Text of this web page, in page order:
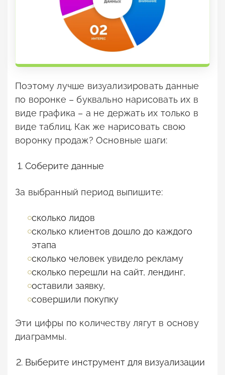
Поэтому лучше визуализировать данные
по воронке – буквально нарисовать их в
виде графика – а не держать их только в
виде таблиц. Как же нарисовать свою
воронку продаж? Основные шаги:
Соберите данные
За выбранный период выпишите:
сколько лидов
сколько клиентов дошло до каждого
этапа
сколько человек увидело рекламу
сколько перешли на сайт, лендинг,
оставили заявку,
совершили покупку
Эти цифры по количеству лягут в основу
диаграммы.
Выберите инструмент для визуализации